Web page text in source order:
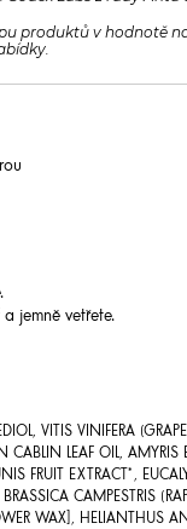
produktů v hodnotě
jemně vetřete.
VITIS VINIFERA
CABLIN LEAF OIL,
FRUIT EXTRACT*,
CAMPESTRIS
WAX], HELIANTHUS